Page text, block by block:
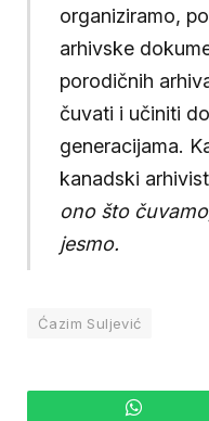
organiziramo,
arhivske
porodičnih
čuvati i učiniti
generacijama.
kanadski arhivist
ono što
jesmo.
Ćazim Suljević